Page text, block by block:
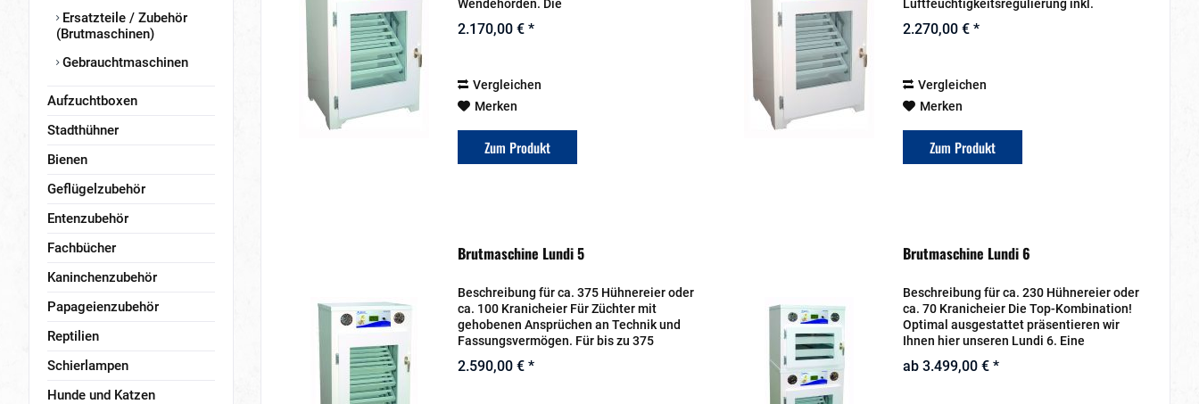
Ersatzteile / Zubehör
(Brutmaschinen)
Gebrauchtmaschinen
Aufzuchtboxen
Stadthühner
Bienen
Geflügelzubehör
Entenzubehör
Fachbücher
Kaninchenzubehör
Papageienzubehör
Reptilien
Schierlampen
Hunde und Katzen
Wendehorden. Die
Luftfeuchtigkeitsregulierung inkl.
Vorratskanister sowie ein Abkühltimer
2.170,00 € *
Vergleichen
Merken
Zum Produkt
Luftfeuchtigkeitsregulierung inkl.
Vorratskanister sowie ein Abkühltimer
sind natürlich serienmäßig enthalten.
2.270,00 € *
Vergleichen
Merken
Zum Produkt
Brutmaschine Lundi 5
Beschreibung für ca. 375 Hühnereier oder
ca. 100 Kranicheier Für Züchter mit
gehobenen Ansprüchen an Technik und
Fassungsvermögen. Für bis zu 375
Hühnerier oder 100 Kranicheier. Das
ideale Gerät auch für Kranichzüchter. Auf
2.590,00 € *
Brutmaschine Lundi 6
Beschreibung für ca. 230 Hühnereier oder
ca. 70 Kranicheier Die Top-Kombination!
Optimal ausgestattet präsentieren wir
Ihnen hier unseren Lundi 6. Eine
Gerätekombination aus Vor- und
Schlupfbrüter. Der Vorbrüter entspricht
ab 3.499,00 € *